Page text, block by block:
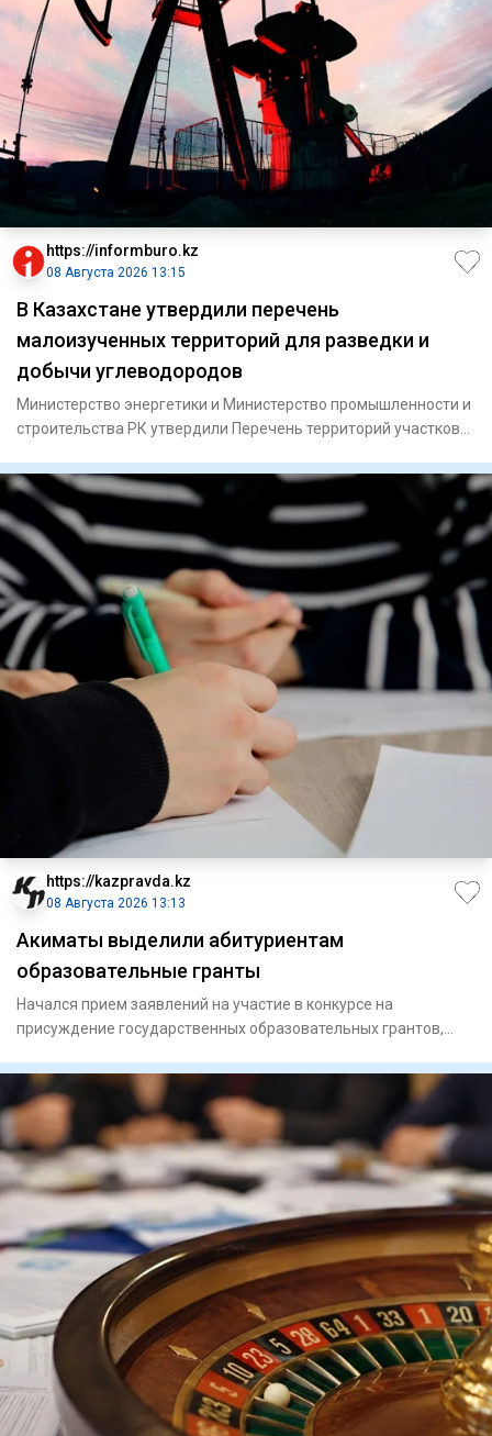
https://informburo.kz
08 Августа 2026 13:15
В Казахстане утвердили перечень
малоизученных территорий для разведки и
добычи углеводородов
Министерство энергетики и Министерство промышленности и
строительства РК утвердили Перечень территорий участков
https://kazpravda.kz
08 Августа 2026 13:13
Акиматы выделили абитуриентам
образовательные гранты
Начался прием заявлений на участие в конкурсе на
присуждение государственных образовательных грантов,